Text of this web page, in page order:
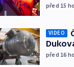
před 15
VIDEO
před 16